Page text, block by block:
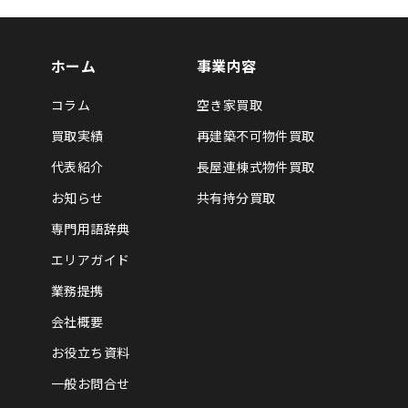
ホーム
コラム
買取実績
代表紹介
お知らせ
専門用語辞典
エリアガイド
業務提携
会社概要
お役立ち資料
一般お問合せ
事業内容
空き家買取
再建築不可物件買取
長屋連棟式物件買取
共有持分買取